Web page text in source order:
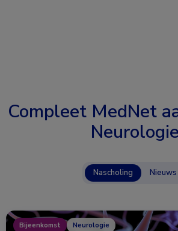
Compleet MedNet
Neurologie
Nascholing Nieuws
Bijeenkomst Neurologie